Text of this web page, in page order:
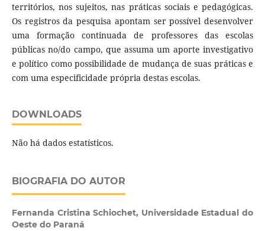
territórios, nos sujeitos, nas práticas sociais e pedagógicas.
Os registros da pesquisa apontam ser possível desenvolver
uma formação continuada de professores das escolas
públicas no/do campo, que assuma um aporte investigativo
e político como possibilidade de mudança de suas práticas e
com uma especificidade própria destas escolas.
DOWNLOADS
Não há dados estatísticos.
BIOGRAFIA DO AUTOR
Fernanda Cristina Schiochet, Universidade Estadual do
Oeste do Paraná